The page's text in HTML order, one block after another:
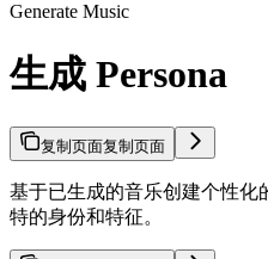
Generate Music
生成 Persona
复制页面复制页面
基于已生成的音乐创建个性化
特的身份和特征。